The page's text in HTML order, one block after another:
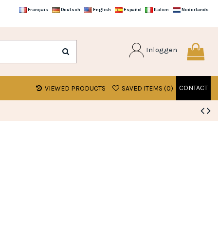
Français Deutsch English Español Italien Nederlands
Inloggen
CONTACT
SAVED ITEMS (0)
VIEWED PRODUCTS